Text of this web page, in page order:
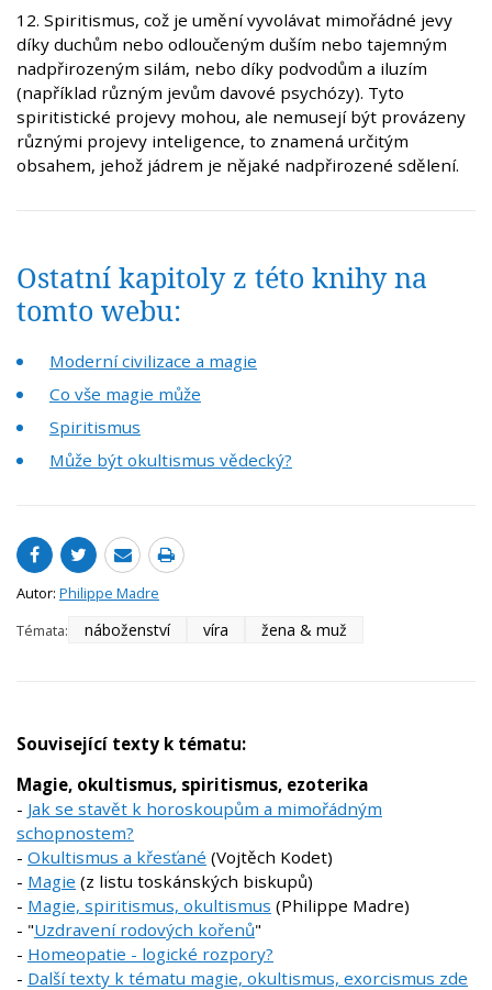
12. Spiritismus, což je umění vyvolávat mimořádné jevy
díky duchům nebo odloučeným duším nebo tajemným
nadpřirozeným silám, nebo díky podvodům a iluzím
(například různým jevům davové psychózy). Tyto
spiritistické projevy mohou, ale nemusejí být provázeny
různými projevy inteligence, to znamená určitým
obsahem, jehož jádrem je nějaké nadpřirozené sdělení.
Ostatní kapitoly z této knihy na
tomto webu:
Moderní civilizace a magie
Co vše magie může
Spiritismus
Může být okultismus vědecký?
Autor: Philippe Madre
Témata:
náboženství víra žena & muž
Související texty k tématu:
Magie, okultismus, spiritismus, ezoterika
- Jak se stavět k horoskoupům a mimořádným
schopnostem?
- Okultismus a křesťané (Vojtěch Kodet)
- Magie (z listu toskánských biskupů)
- Magie, spiritismus, okultismus (Philippe Madre)
- "Uzdravení rodových kořenů"
- Homeopatie - logické rozpory?
- Další texty k tématu magie, okultismus, exorcismus zde